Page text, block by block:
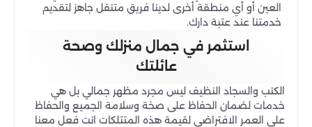
العين أو أي منطقة أخرى لدينا فريق متنقل جاهز لتقديم
خدمتنا عند عتبة دارك.
استثمر في جمال منزلك وصحة
عائلتك
الكنب والسجاد النظيف ليس مجرد مظهر جمالي بل هي
خدمات لضمان الحفاظ على صخة وسلامة الجميع والحفاظ
على العمر الافتراضي لقيمة هذه المتتلكات انت فعل معنا